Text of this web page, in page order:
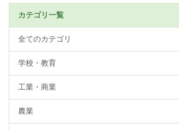
カテゴリ一覧
全てのカテゴリ
学校・教育
工業・商業
農業